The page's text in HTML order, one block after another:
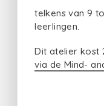
telkens van 9
leerlingen.
Dit atelier kost
via de Mind-